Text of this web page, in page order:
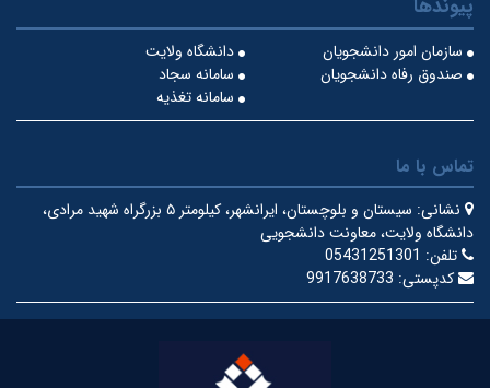
پیوندها
دانشگاه ولایت
سازمان امور دانشجویان
سامانه سجاد
صندوق رفاه دانشجویان
سامانه تغذیه
تماس با ما
نشانی:
سیستان و بلوچستان، ایرانشهر، کیلومتر ۵ بزرگراه شهید مرادی،
دانشگاه ولایت، معاونت دانشجویی
تلفن: 05431251301
کدپستی: 9917638733